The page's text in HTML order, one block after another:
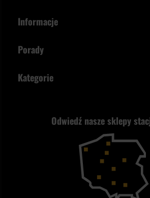
Paczka w weekend
Status zamówienia
Wysyłka za granicę
Reklamacje i gwarancja
Unboxing Militaria.pl
Logowanie
Odwiedź nasze sklepy
Informacje
Polityka prywatności
Kupony i kody rabatowe
Porady
Plecak ewakuacyjny preppersa
Kategorie
Samoobrona